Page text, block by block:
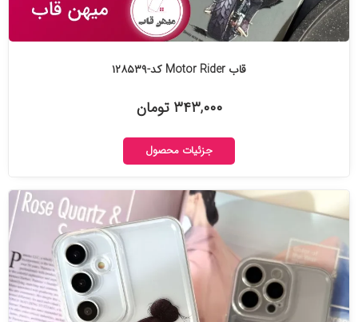
قاب Motor Rider کد-۱۲۸۵۳۹
۳۴۳,۰۰۰ تومان
جزئیات محصول